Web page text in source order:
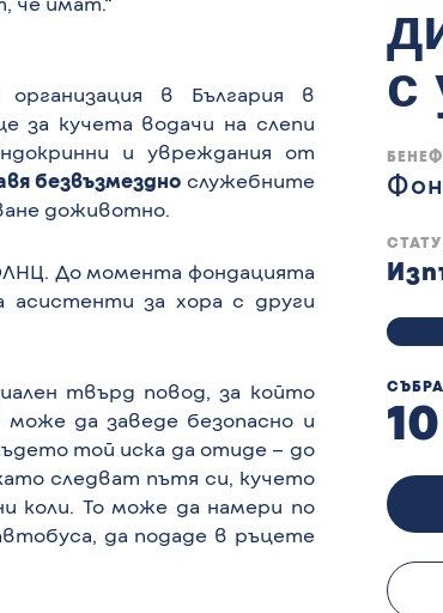
в България в
за кучета водачи на слепи
и увреждания от
безвъзмездно служебните
доживотно.
До момента фондацията
асистенти за хора с други
твърд повод, за който
да заведе безопасно и
той иска да отиде – до
следват пътя си, кучето
коли. To може да намери по
да подаде в ръцете
с